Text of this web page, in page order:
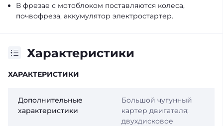
В фрезае с мотоблоком поставляются колеса,
почвофреза, аккумулятор электростартер.
Характеристики
ХАРАКТЕРИСТИКИ
Дополнительные
характеристики
Большой чугунный
картер двигателя;
двухдисковое